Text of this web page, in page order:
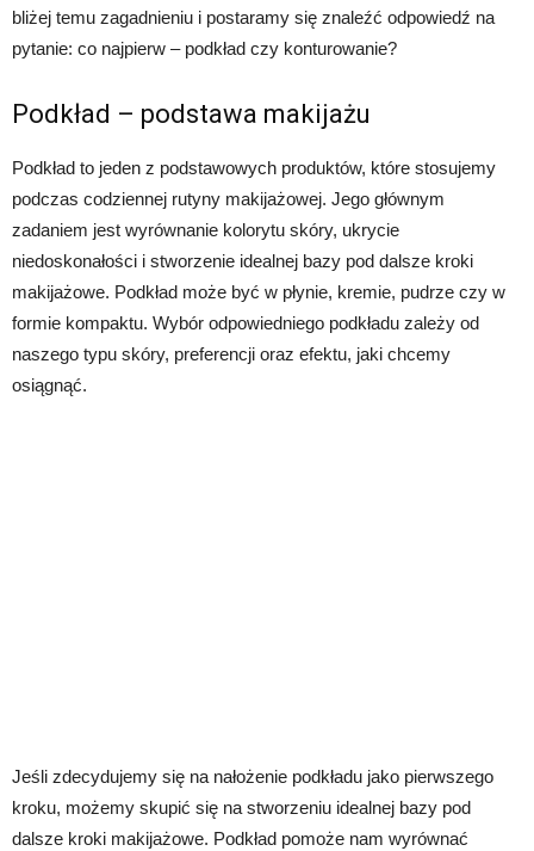
bliżej temu zagadnieniu i postaramy się znaleźć odpowiedź na
pytanie: co najpierw – podkład czy konturowanie?
Podkład – podstawa makijażu
Podkład to jeden z podstawowych produktów, które stosujemy
podczas codziennej rutyny makijażowej. Jego głównym
zadaniem jest wyrównanie kolorytu skóry, ukrycie
niedoskonałości i stworzenie idealnej bazy pod dalsze kroki
makijażowe. Podkład może być w płynie, kremie, pudrze czy w
formie kompaktu. Wybór odpowiedniego podkładu zależy od
naszego typu skóry, preferencji oraz efektu, jaki chcemy
osiągnąć.
Jeśli zdecydujemy się na nałożenie podkładu jako pierwszego
kroku, możemy skupić się na stworzeniu idealnej bazy pod
dalsze kroki makijażowe. Podkład pomoże nam wyrównać